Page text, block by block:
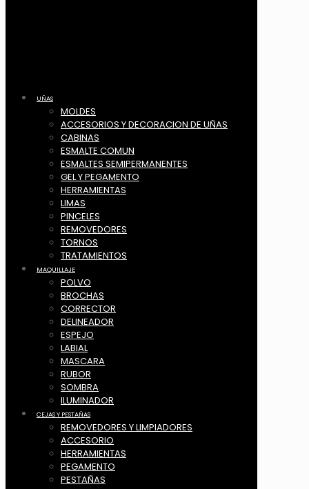
UÑAS
MOLDES
ACCESORIOS Y DECORACION DE UÑAS
CABINAS
ESMALTE COMUN
ESMALTES SEMIPERMANENTES
GEL Y PEGAMENTO
HERRAMIENTAS
LIMAS
PINCELES
REMOVEDORES
TORNOS
TRATAMIENTOS
MAQUILLAJE
POLVO
BROCHAS
CORRECTOR
DELINEADOR
ESPEJO
LABIAL
MASCARA
RUBOR
SOMBRA
ILUMINADOR
CEJAS Y PESTAÑAS
REMOVEDORES Y LIMPIADORES
ACCESORIO
HERRAMIENTAS
PEGAMENTO
PESTAÑAS